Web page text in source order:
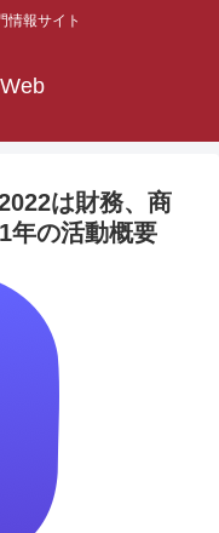
情報サイト
は財務、商
年の活動概要